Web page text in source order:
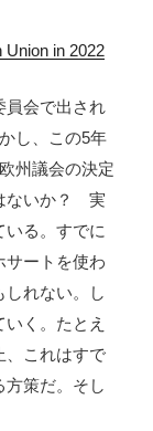
Union in 2022
会で出され
し、この5年
州議会の決定
ないか？ 実
いる。すでに
サートを使わ
しれない。し
く。たとえ
、これはすで
方策だ。そし